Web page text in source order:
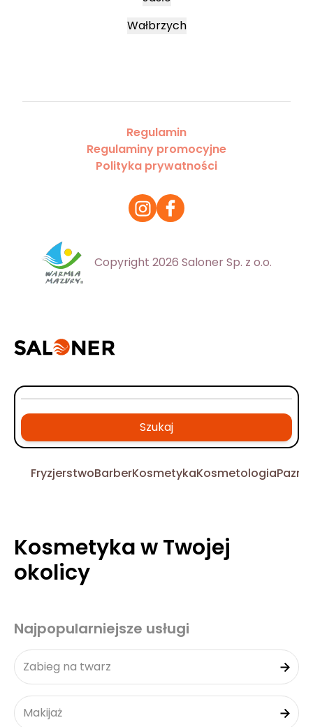
Wałbrzych
Regulamin
Regulaminy promocyjne
Polityka prywatności
Copyright 2026 Saloner Sp. z o.o.
Szukaj
FryzjerstwoBarberKosmetykaKosmetologia
Kosmetyka w Twojej
okolicy
Najpopularniejsze usługi
Zabieg na twarz
Makijaż